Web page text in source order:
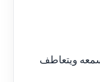
ويتعاطف